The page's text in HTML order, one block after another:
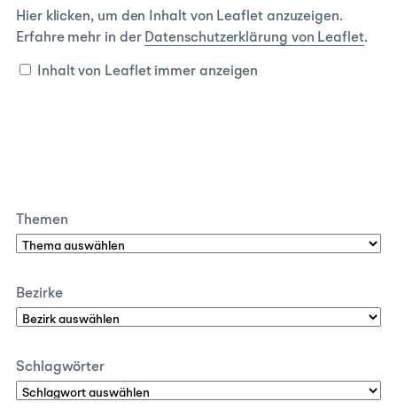
Inhalt
von
anzeigen
Hier klicken, um den Inhalt von Leaflet anzuzeigen.
Erfahre mehr in der Datenschutzerklärung von Leaflet.
Inhalt von Leaflet immer anzeigen
Themen
Bezirke
Schlagwörter